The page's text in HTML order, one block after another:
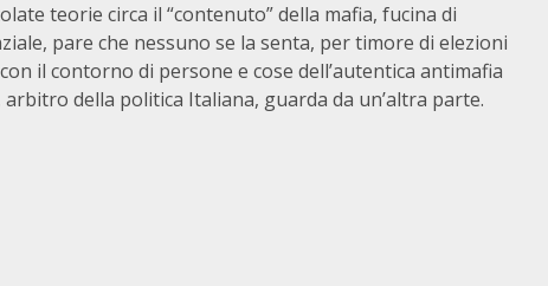
teorie circa il “contenuto” della mafia, fucina di
pare che nessuno se la senta, per timore di elezioni
il contorno di persone e cose dell’autentica antimafia
della politica Italiana, guarda da un’altra parte.